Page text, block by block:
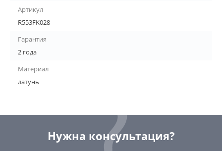
Артикул
R553FK028
Гарантия
2 года
Материал
латунь
Нужна консультация?